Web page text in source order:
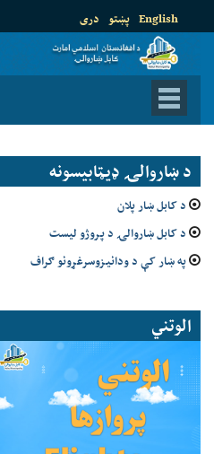
دری پښتو English
د ښاروالۍ ډيټابيسونه
د کابل ښار پلان
د کابل ښاروالۍ د پروژو لیست
په ښار کې د ودانیزوسرغړونو ګراف
الوتني